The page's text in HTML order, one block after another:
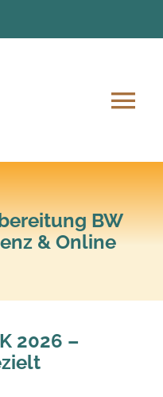
BW
& Online
2026 –